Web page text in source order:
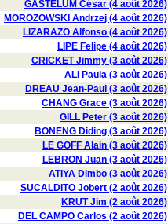
GASTELUM César (4 août 2026)
MOROZOWSKI Andrzej (4 août 2026)
LIZARAZO Alfonso (4 août 2026)
LIPE Felipe (4 août 2026)
CRICKET Jimmy (3 août 2026)
ALI Paula (3 août 2026)
DREAU Jean-Paul (3 août 2026)
CHANG Grace (3 août 2026)
GILL Peter (3 août 2026)
BONENG Diding (3 août 2026)
LE GOFF Alain (3 août 2026)
LEBRON Juan (3 août 2026)
ATIYA Dimbo (3 août 2026)
SUCALDITO Jobert (2 août 2026)
KRUT Jim (2 août 2026)
DEL CAMPO Carlos (2 août 2026)